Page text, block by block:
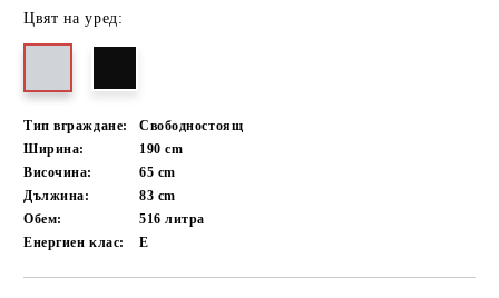
Цвят на уред:
Тип вграждане:
Свободностоящ
Ширина:
190cm
Височина:
65 cm
Дължина:
83 cm
Обем:
516литра
Енергиен клас:
E